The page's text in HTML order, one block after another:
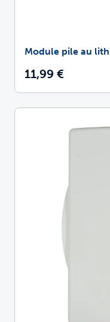
Module pile au
11,99 €